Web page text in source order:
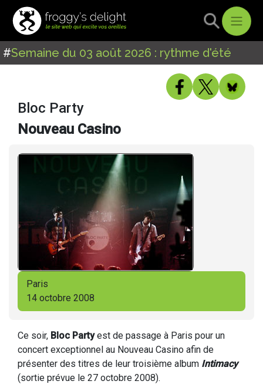
#Semaine du 03 août 2026 : rythme d'été
Bloc Party
Nouveau Casino
Paris
14 octobre 2008
Ce soir, Bloc Partyest de passage à Paris pour un
concert exceptionnel au Nouveau Casino afin de
présenter des titres de leur troisième album Intimacy
(sortie prévue le 27 octobre 2008).